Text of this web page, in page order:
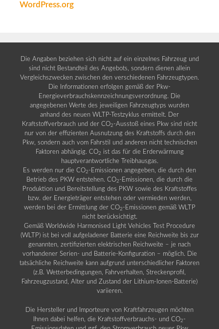
WordPress.org
Die Angaben beziehen sich nicht auf ein einzelnes Fahrzeug und
sind nicht Bestandteil des Angebots, sondern dienen allein
Vergleichszwecken zwischen den verschiedenen Fahrzeugtypen.
Die Informationen erfolgen gemäß der Pkw-
Energieverbrauchskennzeichnungsverordnung. Die
angegebenen Werte des jeweiligen Fahrzeugtyps wurden
anhand des neuen WLTP-Testzyklus ermittelt. Der
Kraftstoffverbrauch und der CO2 -Ausstoß eines Pkw sind nicht
nur von der effizienten Ausnutzung des Kraftstoffs durch den
Pkw, sondern auch vom Fahrstil und anderen nicht technischen
Faktoren abhängig. CO2 ist das für die Erderwärmung
hauptverantwortliche Treibhausgas.
Es werden nur die CO2 -Emissionen angegeben, die durch den
Betrieb des PKW entstehen. CO2 -Emissionen, die durch die
Produktion und Bereitstellung des PKW sowie des Kraftstoffes
bzw. der Energieträger entstehen oder vermieden werden,
werden bei der Ermittlung der CO2 -Emissionen gemäß WLTP
nicht berücksichtigt.
Gemäß Worldwide Harmonised Light Vehicles Test Procedure
(WLTP) ist bei voll aufgeladener Batterie eine Reichweite bis zur
genannten, zertifizierten elektrischen Reichweite – je nach
vorhandener Serien- und Batterie-Konfiguration – möglich. Die
tatsächliche Reichweite kann aufgrund unterschiedlicher Faktoren
(z.B. Wetterbedingungen, Fahrverhalten, Streckenprofil,
Fahrzeugzustand, Alter und Zustand der Lithium-Ionen-Batterie)
variieren.
Die Hersteller und Importeure von Kraftfahrzeugen möchten
Ihnen dabei helfen, die Kraftstoffverbrauchs- und CO2 -